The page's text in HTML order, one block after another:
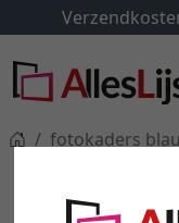
ALTIJD9,95 €
fotokaders
Blauwe